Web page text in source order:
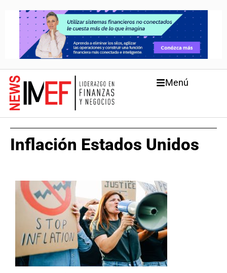
Menú
Inflación Estados Unidos